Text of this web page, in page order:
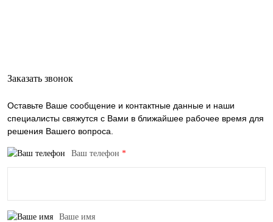
Заказать звонок
Оставьте Ваше сообщение и контактные данные и наши
специалисты свяжутся с Вами в ближайшее рабочее время для
решения Вашего вопроса.
Ваш телефон *
Ваше имя